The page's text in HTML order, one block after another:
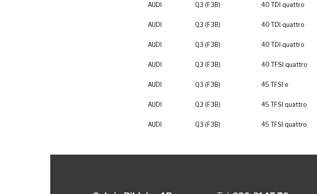
AUDI
Q3 (F3B) 40 TDI quattro
AUDI
Q3 (F3B) 40 TDI quattro
AUDI
Q3 (F3B) 40 TDI quattro
AUDI
Q3 (F3B) 40 TFSI quattro
AUDI
Q3 (F3B) 45 TFSI e
AUDI
Q3 (F3B) 45 TFSI quattro
AUDI
Q3 (F3B) 45 TFSI quattro